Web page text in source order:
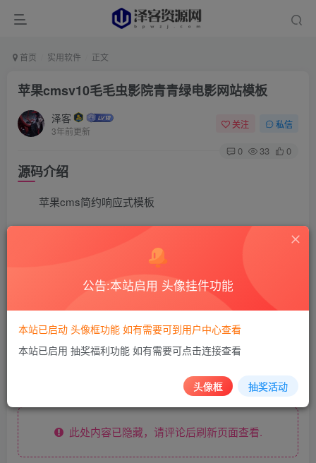
首页 实用软件 正文
苹果cmsv10毛毛虫影院青青绿电影网站模板
泽客
3年前更新
关注 私信
0 33 0
源码介绍
苹果cms简约响应式模板
下载地址：https://whpx8.lanzoul.com/iSGKs0m7vipe
此处内容已隐藏，请评论后刷新页面查看.
公告:本站启用 头像挂件功能
本站已启动 头像框功能 如有需要可到用户中心查看
本站已启用 抽奖福利功能 如有需要可点击连接查看
头像框 抽奖活动